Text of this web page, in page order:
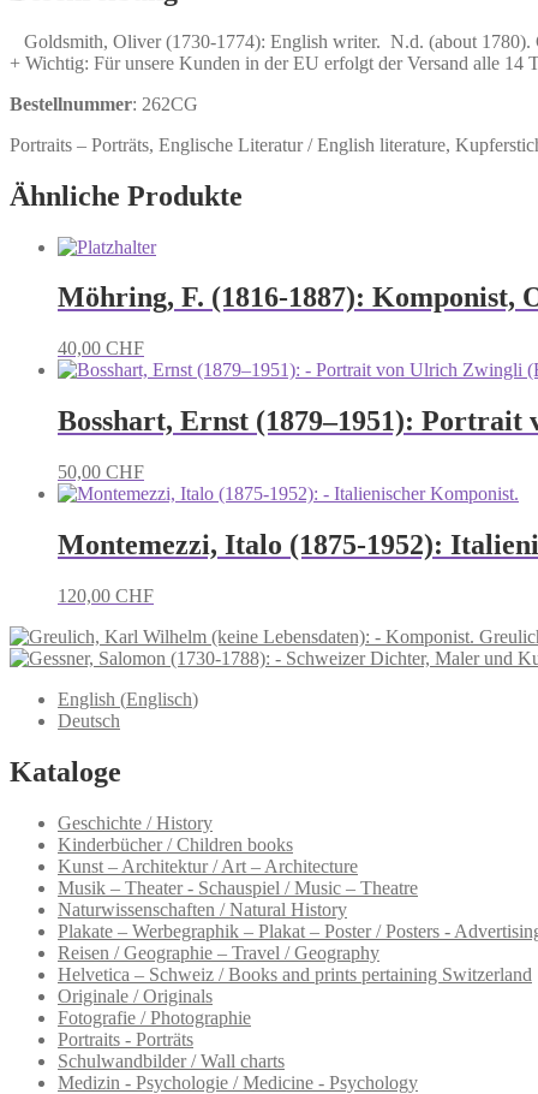
Goldsmith, Oliver (1730-1774): English writer. N.d. (about 1780).
+ Wichtig: Für unsere Kunden in der EU erfolgt der Versand alle 14
Bestellnummer: 262CG
Portraits – Porträts, Englische Literatur / English literature,
Ähnliche Produkte
Möhring, F. (1816-1887):
40,00 CHF
Bosshart, Ernst (1879–1951):
50,00 CHF
Montemezzi, Italo (1875-1952):
120,00 CHF
English (Englisch)
Deutsch
Kataloge
Geschichte / History
Kinderbücher / Children books
Kunst – Architektur / Art – Architecture
Musik – Theater - Schauspiel / Music – Theatre
Naturwissenschaften / Natural History
Plakate – Werbegraphik – Plakat – Poster / Posters -
Reisen / Geographie – Travel / Geography
Helvetica – Schweiz / Books and prints pertaining Switzerland
Originale / Originals
Fotografie / Photographie
Portraits - Porträts
Schulwandbilder / Wall charts
Medizin - Psychologie / Medicine - Psychology